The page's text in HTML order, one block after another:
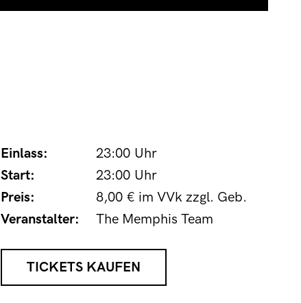
Einlass:
23:00 Uhr
Start:
23:00 Uhr
Preis:
8,00 € im VVk zzgl. Geb.
Veranstalter:
The Memphis Team
TICKETS KAUFEN